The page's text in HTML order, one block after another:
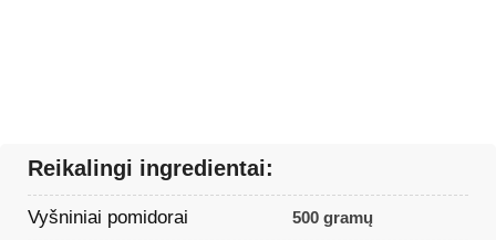
Reikalingi ingredientai:
Vyšniniai pomidorai 500 gramų